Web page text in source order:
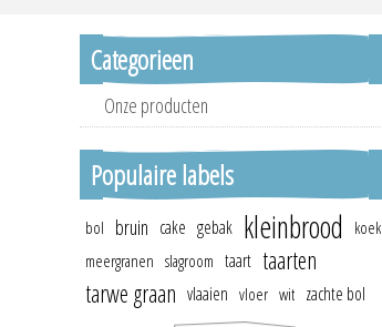
Categorieen
Onze producten
Populaire labels
bol bruin cake gebak kleinbrood
koek
meergranen slagroom taart taarten
tarwe graan vlaaien vloer wit zachte bol